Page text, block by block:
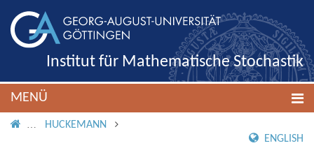
Institut für Mathematische Stochastik
MENÜ
IMS ROOTHUCKEMANN
ENGLISH